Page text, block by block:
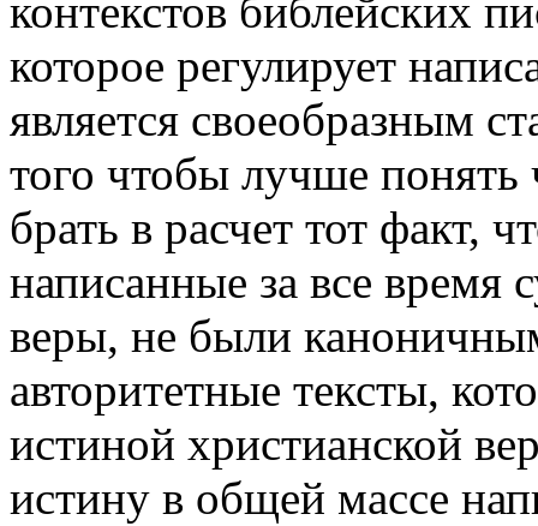
контекстов библейских
которое регулирует
является своеобразным
того чтобы лучше понять
брать в расчет тот факт,
написанные за все время
веры, не были
авторитетные тексты,
истиной христианской
истину в общей массе